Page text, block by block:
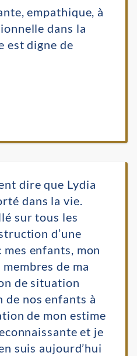
empathique, à
dans la
est digne de
dire que Lydia
dans la vie.
sur tous les
d’une
enfants, mon
de ma
de situation
de nos enfants à
de mon estime
et je
suis aujourd’hui